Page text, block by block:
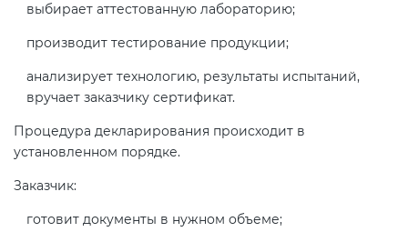
выбирает аттестованную лабораторию;
производит тестирование продукции;
анализирует технологию, результаты испытаний,
вручает заказчику сертификат.
Процедура декларирования происходит в
установленном порядке.
Заказчик:
готовит документы в нужном объеме;